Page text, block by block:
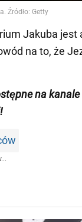
Jakuba jest
na to, że
nakanale